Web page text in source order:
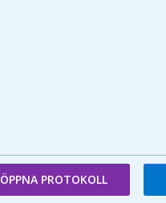
ÖPPNA PROTOKOLL